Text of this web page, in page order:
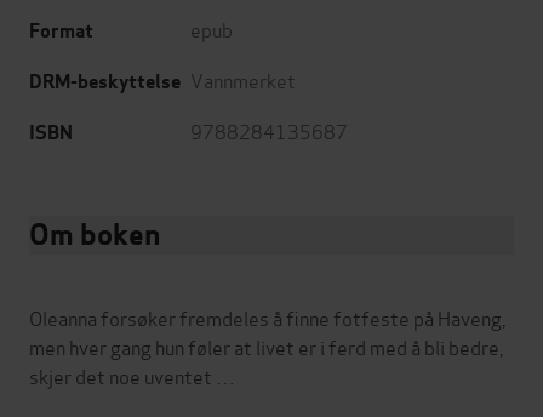
Format epub
DRM-beskyttelse Vannmerket
ISBN 9788284135687
Om boken
Oleanna forsøker fremdeles å finne fotfeste på Haveng,
men hver gang hun føler at livet er i ferd med å bli bedre,
skjer det noe uventet …